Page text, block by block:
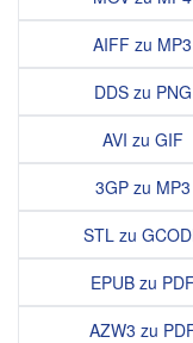
AIFF zu MP3
DDS zu PNG
AVI zu GIF
3GP zu MP3
STL zu
EPUB zu
AZW3 zu